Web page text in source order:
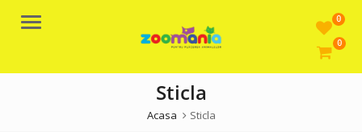
Meniu 0
0
Sticla
Acasa Sticla